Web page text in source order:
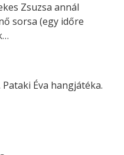
Zsuzsa annál
sorsa (egy időre
Éva hangjátéka.